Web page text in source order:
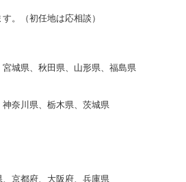
。（初任地は応相談）
城県、秋田県、山形県、福島県
奈川県、栃木県、茨城県
京都府、大阪府、兵庫県